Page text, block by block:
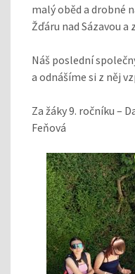
malý oběd a drobné
Žďáru nad Sázavou
Náš poslední
a odnášíme si z něj
Za žáky 9. ročníku –
Feňová